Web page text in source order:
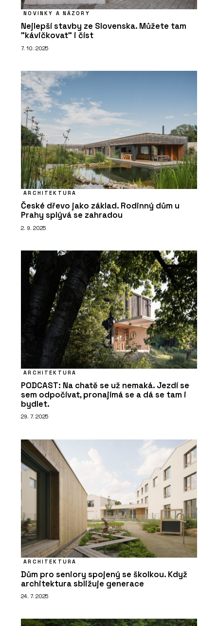
NOVINKY A NÁZORY
Nejlepší stavby ze Slovenska. Můžete tam
"kávičkovat" i číst
7. 10. 2025
ARCHITEKTURA
České dřevo jako základ. Rodinný dům u
Prahy splývá se zahradou
2. 9. 2025
ARCHITEKTURA
PODCAST: Na chatě se už nemaká. Jezdí se
sem odpočívat, pronajímá se a dá se tam i
bydlet.
29. 7. 2025
ARCHITEKTURA
Dům pro seniory spojený se školkou. Když
architektura sbližuje generace
24. 7. 2025